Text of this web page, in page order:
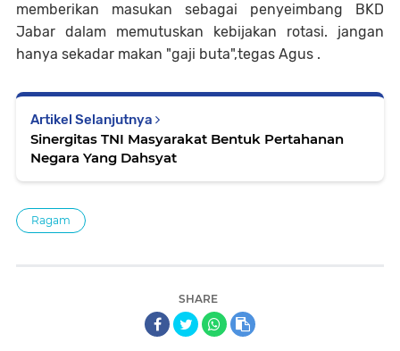
memberikan masukan sebagai penyeimbang BKD
Jabar dalam memutuskan kebijakan rotasi. jangan
hanya sekadar makan "gaji buta",tegas Agus .
Artikel Selanjutnya
Sinergitas TNI Masyarakat Bentuk Pertahanan
Negara Yang Dahsyat
Ragam
SHARE